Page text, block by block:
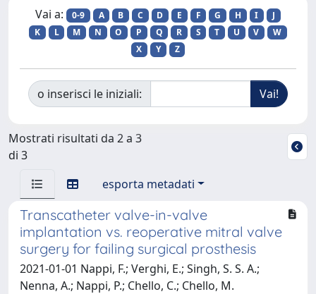
Vai a: 0-9 A B C D E F G H I
J
K
L M N O P Q R S T U V
W
X
Y Z
o inserisci le iniziali:
Mostrati risultati da 2 a 3
di 3
esporta metadati
Transcatheter valve-in-valve
implantation vs. reoperative mitral valve
surgery for failing surgical prosthesis
2021-01-01 Nappi, F.; Verghi, E.; Singh, S. S. A.;
Nenna, A.; Nappi, P.; Chello, C.; Chello, M.